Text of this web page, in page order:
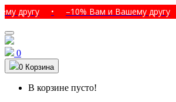
• –10% Вам и Вашему другу •
0
0 Корзина
В корзине пусто!